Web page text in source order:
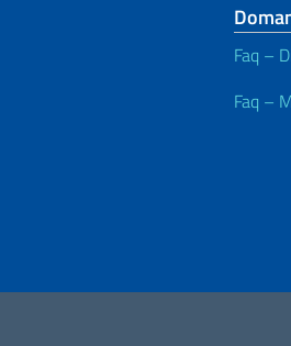
Faq –
Faq –
2026 Copyright